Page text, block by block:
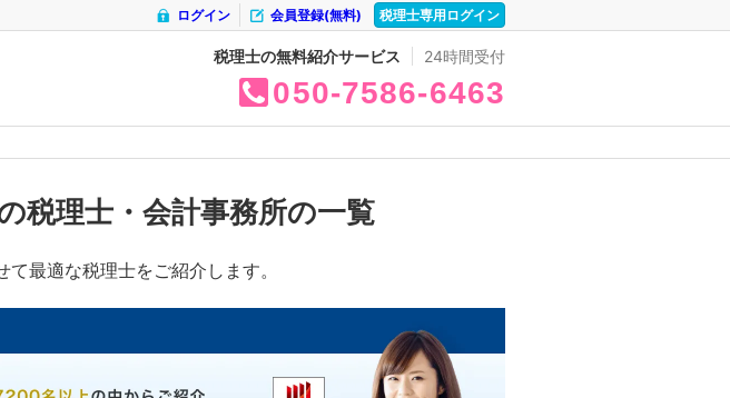
税理士専用ログイン
会員登録(無料)
ログイン
税理士の無料紹介サービス 24時間受付
050 7586 6463
税理士・会計事務所の一覧
最適な税理士をご紹介します。